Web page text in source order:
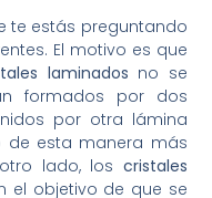
te estás preguntando
El motivo es que
laminados no se
formados por dos
por otra lámina
de esta manera más
lado, los cristales
el objetivo de que se